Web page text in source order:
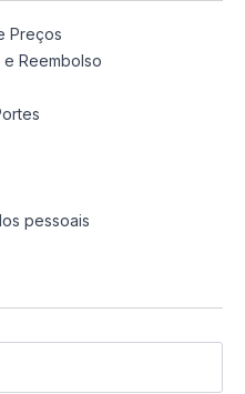
Preços
Reembolso
pessoais